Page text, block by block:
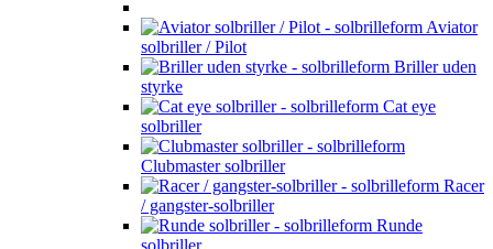
Aviator
solbriller / Pilot
Briller uden
styrke
Cat eye
solbriller
Clubmaster solbriller
Racer
/ gangster-solbriller
Runde
solbriller